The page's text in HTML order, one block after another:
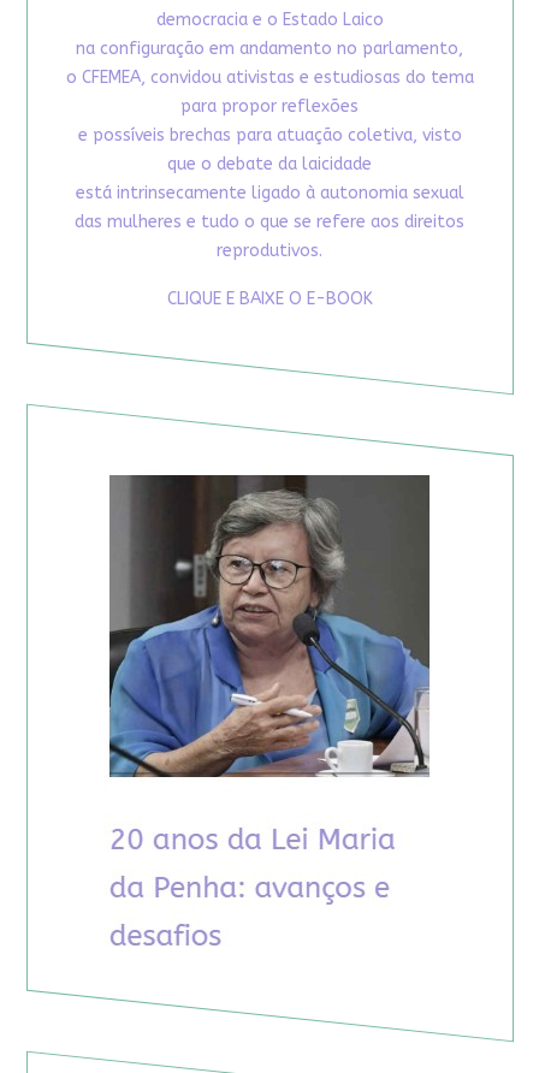
democracia e o Estado Laico
na configuração em andamento no parlamento,
o CFEMEA, convidou ativistas e estudiosas do tema
para propor reflexões
e possíveis brechas para atuação coletiva, visto
que o debate da laicidade
está intrinsecamente ligado à autonomia sexual
das mulheres e tudo o que se refere aos direitos
reprodutivos.
CLIQUE E BAIXE O E-BOOK